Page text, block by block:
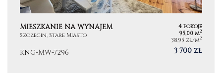
MIESZKANIE NA WYNAJEM
Szczecin, Stare Miasto
4 pokoje
95,00 m2
38,95 zł/m2
KNG-MW-7296 3 700 zł